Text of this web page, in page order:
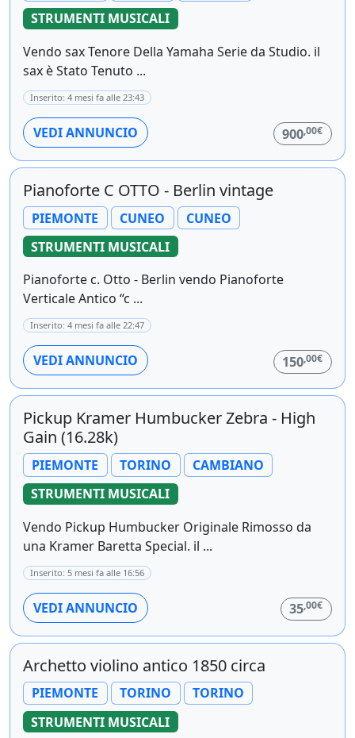
STRUMENTI MUSICALI
Vendo sax Tenore Della Yamaha Serie da Studio. il
sax è Stato Tenuto ...
Inserito: 4 mesi fa alle 23:43
VEDI ANNUNCIO 900,00€
Pianoforte C OTTO - Berlin vintage
PIEMONTE CUNEO
CUNEO
STRUMENTI MUSICALI
Pianoforte c. Otto - Berlin vendo Pianoforte
Verticale Antico “c ...
Inserito: 4 mesi fa alle 22:47
VEDI ANNUNCIO 150,00€
Pickup Kramer Humbucker Zebra - High
Gain (16.28k)
PIEMONTE TORINO
CAMBIANO
STRUMENTI MUSICALI
Vendo Pickup Humbucker Originale Rimosso da
una Kramer Baretta Special. il ...
Inserito: 5 mesi fa alle 16:56
VEDI ANNUNCIO 35,00€
Archetto violino antico 1850 circa
PIEMONTE TORINO
TORINO
STRUMENTI MUSICALI